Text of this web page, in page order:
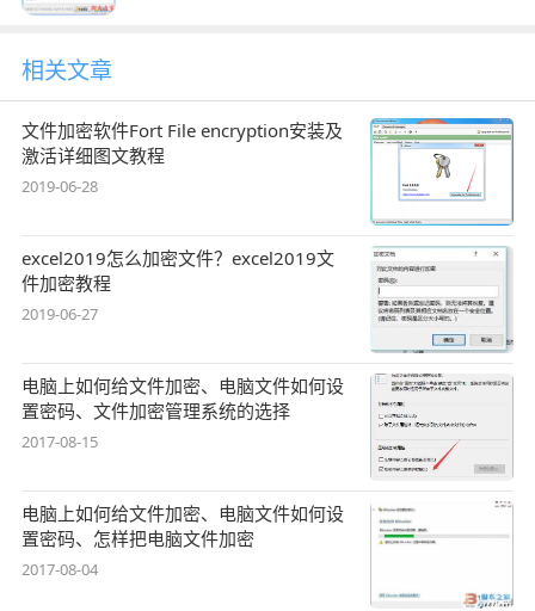
相关文章
文件加密软件Fort File encryption安装及
激活详细图文教程
2019-06-28
excel2019怎么加密文件？excel2019文
件加密教程
2019-06-27
电脑上如何给文件加密、电脑文件如何设
置密码、文件加密管理系统的选择
2017-08-15
电脑上如何给文件加密、电脑文件如何设
置密码、怎样把电脑文件加密
2017-08-04